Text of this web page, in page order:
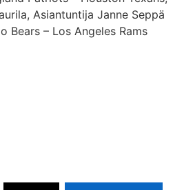
Asiantuntija Janne Seppä
Bears – Los Angeles Rams